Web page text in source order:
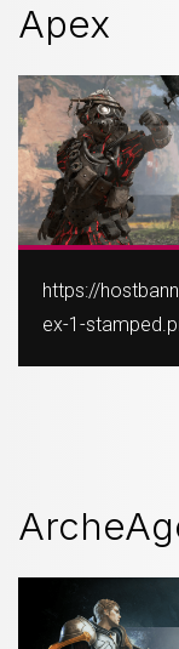
Apex
https://
ex-1-